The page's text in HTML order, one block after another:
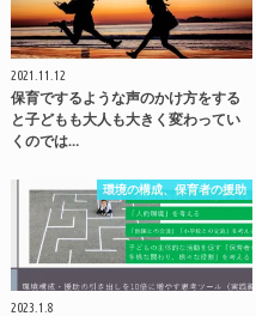
2021.11.12
保育でするような声のかけ方をする
と子どもも大人も大きく変わってい
くのでは…
環境の構成、保育者の援助
2023.1.8